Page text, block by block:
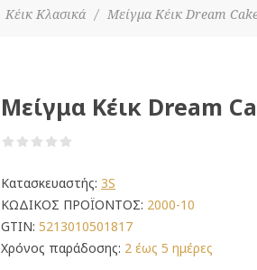
Κέικ Κλασικά / Μείγμα Κέικ Dream
Μείγμα Κέικ Dream
Κατασκευαστής: 3S
ΚΩΔΙΚΟΣ ΠΡΟΪΟΝΤΟΣ: 2000-10
GTIN: 5213010501817
Χρόνος παράδοσης: 2 έως 5 ημέρες